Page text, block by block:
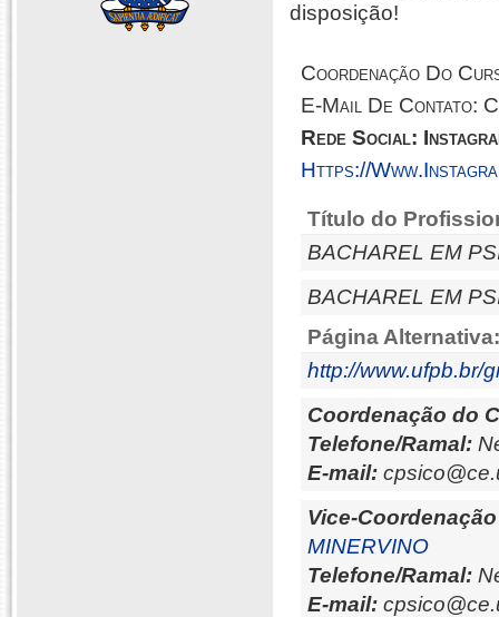
disposição!
Coordenação Do
E-Mail De Contato:
Rede Social:
Https://
Título do
BACHAREL EM
BACHAREL EM
Página Alternativa:
http://www.ufpb.br/
Coordenação do
Telefone/Ramal:
E-mail:
Vice-
MINERVINO
Telefone/Ramal:
E-mail: